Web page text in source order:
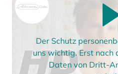
Der Schutz
uns wichtig. Erst nach
Daten von Dritt-